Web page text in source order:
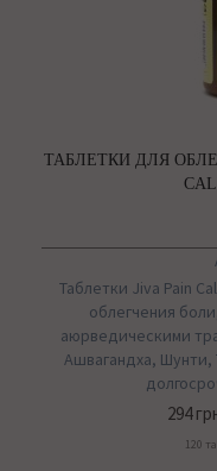
ТАБЛЕТКИ ДЛЯ
Таблетки Jiva Pain
облегчения
аюрведическими
Ашвагандха, Шунти,
294
120